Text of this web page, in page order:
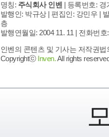
명칭: 주식회사 인벤 | 등록번호: 경
발행인: 박규상 | 편집인: 강민우 |
층
발행연월일: 2004 11. 11 | 전화번호
인벤의 콘텐츠 및 기사는 저작권
Copyrightⓒ Inven.All rights